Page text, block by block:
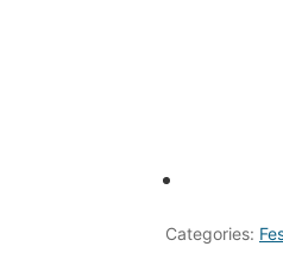
Categories: